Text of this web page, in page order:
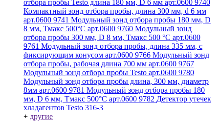
отбора пробы Testo длина 180 мм, D 6 мм арт.0600 9740
Компактный зонд отбора пробы, длина 300 мм, d 6 мм
арт.0600 9741 Модульный зонд отбора пробы 180 мм, D
8 мм, Tмакс 500°С арт.0600 9760 Модульный зонд
отбора пробы 300 мм, D 8 мм, Tмакс 500 °C арт.0600
9761 Модульный зонд отбора пробы, длина 335 мм, с
фиксирующим конусом арт.0600 9766 Модульный зонд
отбора пробы, рабочая длина 700 мм арт.0600 9767
Модульный зонд отбора пробы Testo арт.0600 9780
Модульный зонд отбора пробы длина, 300 мм, диаметр
8мм арт.0600 9781 Модульный зонд отбора пробы 180
мм, D 6 мм, Tмакс 500°С арт.0600 9782 Детектор утечек
хладагентов Testo 316-3
+ другие